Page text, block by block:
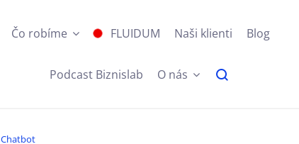
Čo robíme FLUIDUM Naši klienti Blog
Podcast Biznislab O nás
Chatbot